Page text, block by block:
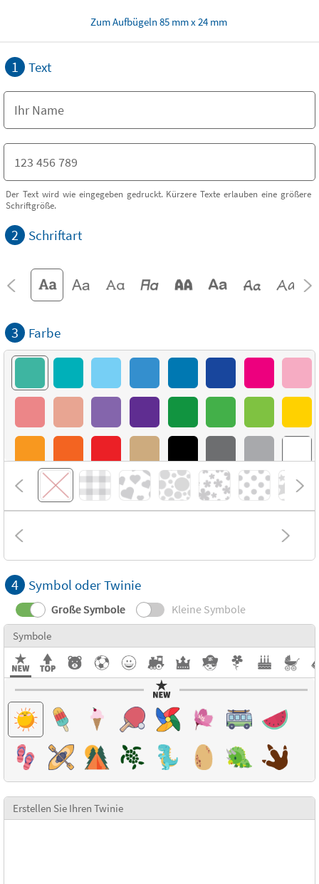
Zum Aufbügeln 85 mm x 24 mm
1 Text
Der Text wird wie eingegeben gedruckt. Kürzere Texte erlauben eine größere
Schriftgröße.
2 Schriftart
3 Farbe
4 Symbol oder Twinie
Große Symbole Kleine Symbole
Symbole
Erstellen Sie Ihren Twinie